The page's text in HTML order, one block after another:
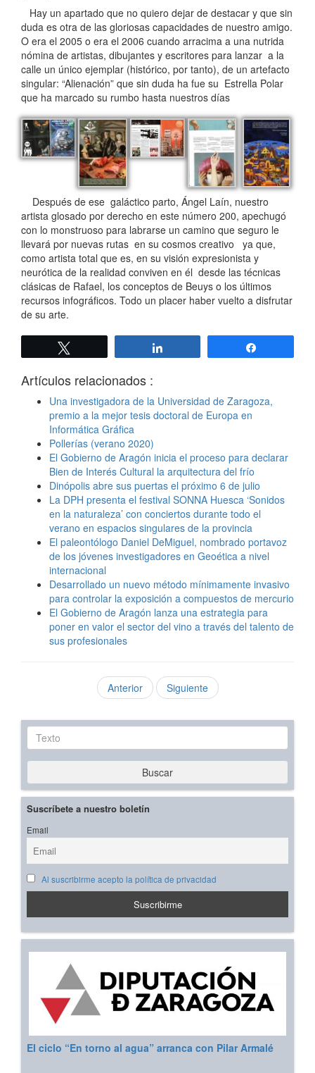
Hay un apartado que no quiero dejar de destacar y que sin
duda es otra de las gloriosas capacidades de nuestro amigo.
O era el 2005 o era el 2006 cuando arracima a una nutrida
nómina de artistas, dibujantes y escritores para lanzar a la
calle un único ejemplar (histórico, por tanto), de un artefacto
singular: “Alienación” que sin duda ha fue su Estrella Polar
que ha marcado su rumbo hasta nuestros días
Después de ese galáctico parto, Ángel Laín, nuestro
artista glosado por derecho en este número 200, apechugó
con lo monstruoso para labrarse un camino que seguro le
llevará por nuevas rutas en su cosmos creativo ya que,
como artista total que es, en su visión expresionista y
neurótica de la realidad conviven en él desde las técnicas
clásicas de Rafael, los conceptos de Beuys o los últimos
recursos infográficos. Todo un placer haber vuelto a disfrutar
de su arte.
Artículos relacionados :
Una investigadora de la Universidad de Zaragoza,
premio a la mejor tesis doctoral de Europa en
Informática Gráfica
Pollerías (verano 2020)
El Gobierno de Aragón inicia el proceso para declarar
Bien de Interés Cultural la arquitectura del frío
Dinópolis abre sus puertas el próximo 6 de julio
La DPH presenta el festival SONNA Huesca ‘Sonidos
en la naturaleza’ con conciertos durante todo el
verano en espacios singulares de la provincia
El paleontólogo Daniel DeMiguel, nombrado portavoz
de los jóvenes investigadores en Geoética a nivel
internacional
Desarrollado un nuevo método mínimamente invasivo
para controlar la exposición a compuestos de mercurio
El Gobierno de Aragón lanza una estrategia para
poner en valor el sector del vino a través del talento de
sus profesionales
Anterior Siguiente
Texto
Buscar
Suscríbete a nuestro boletín
Email
Al suscribirme acepto la política de privacidad
El ciclo “En torno al agua” arranca con Pilar Armalé